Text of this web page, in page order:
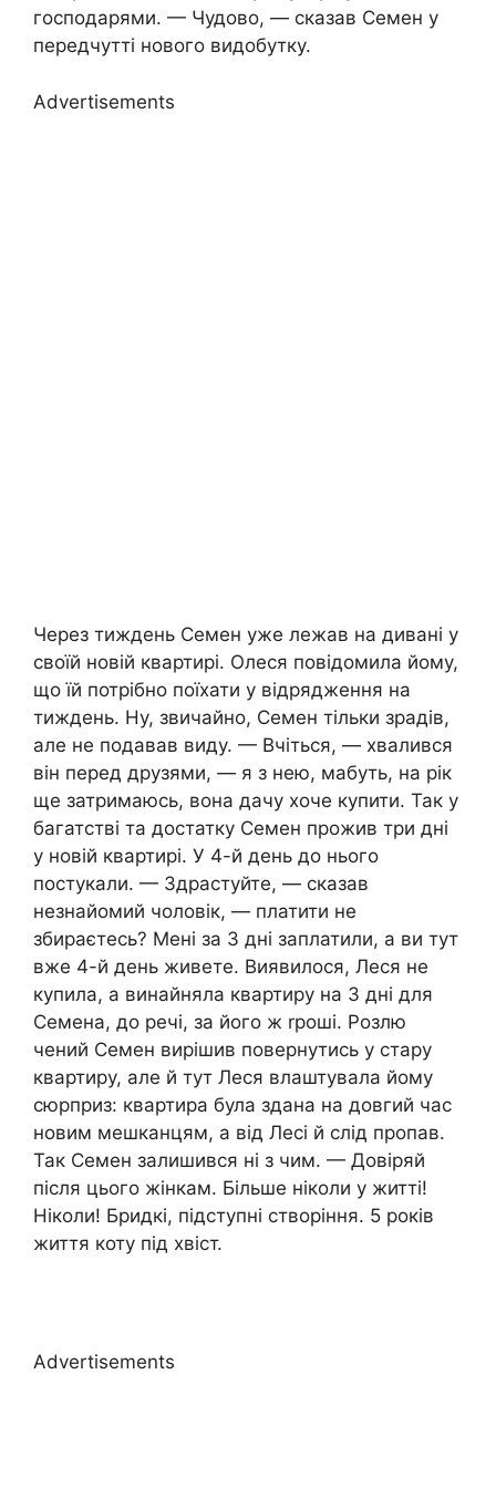
господарями. — Чудово, — сказав Семен у
передчутті нового видобутку.
Advertisements
Через тиждень Семен уже лежав на дивані у
своїй новій квартирі. Олеся повідомила йому,
що їй потрібно поїхати у відрядження на
тиждень. Ну, звичайно, Семен тільки зрадів,
але не подавав виду. — Вчіться, — хвалився
він перед друзями, — я з нею, мабуть, на рік
ще затримаюсь, вона дачу хоче купити. Так у
багатстві та достатку Семен прожив три дні
у новій квартирі. У 4-й день до нього
постукали. — Здрастуйте, — сказав
незнайомий чоловік, — платити не
збираєтесь? Мені за 3 дні заплатили, а ви тут
вже 4-й день живете. Виявилося, Леся не
купила, а винайняла квартиру на 3 дні для
Семена, до речі, за його ж rроші. Розлю
чений Семен вирішив повернутись у стару
квартиру, але й тут Леся влаштувала йому
сюрприз: квартира була здана на довгий час
новим мешканцям, а від Лесі й слід пропав.
Так Семен залишився ні з чим. — Довіряй
після цього жінкам. Більше ніколи у житті!
Ніколи! Бридкі, підступні створіння. 5 років
життя коту під хвіст.
Advertisements